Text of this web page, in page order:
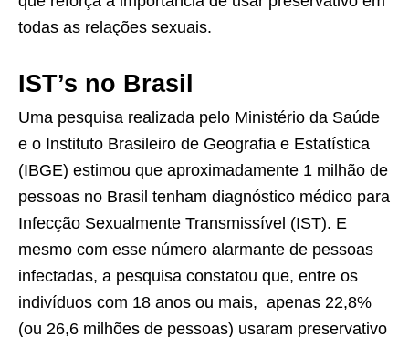
todas as relações sexuais.
IST’s no Brasil
Uma pesquisa realizada pelo Ministério da Saúde
e o Instituto Brasileiro de Geografia e Estatística
(IBGE) estimou que aproximadamente 1 milhão de
pessoas no Brasil tenham diagnóstico médico para
Infecção Sexualmente Transmissível (IST). E
mesmo com esse número alarmante de pessoas
infectadas, a pesquisa constatou que, entre os
indivíduos com 18 anos ou mais, apenas 22,8%
(ou 26,6 milhões de pessoas) usaram preservativo